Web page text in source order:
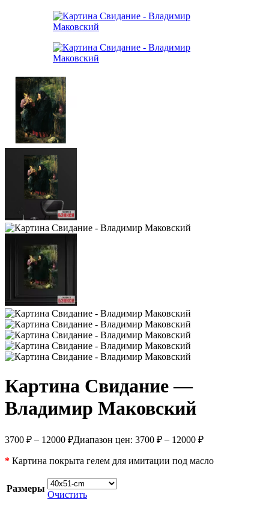
Картина Свидание —
Владимир Маковский
3700 ₽ – 12000 ₽Диапазон цен: 3700 ₽ – 12000 ₽
* Картина покрыта гелем для имитации под масло
Размеры
Очистить